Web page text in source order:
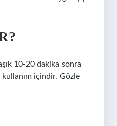
10-20 dakika sonra
kullanım içindir. Gözle